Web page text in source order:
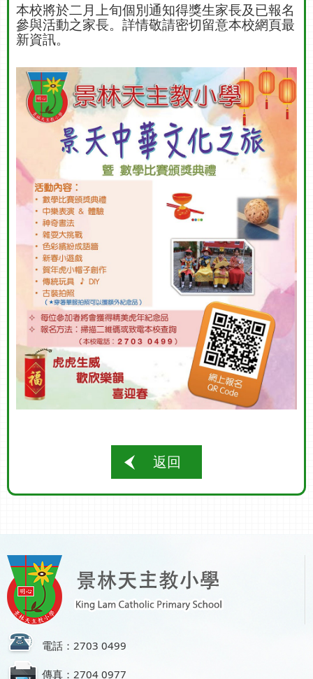
本校將於二月上旬個別通知得獎生家長及已報名
參與活動之家長。詳情敬請密切留意本校網頁最
新資訊。
返回
電話：2703 0499
傳真：2704 0977